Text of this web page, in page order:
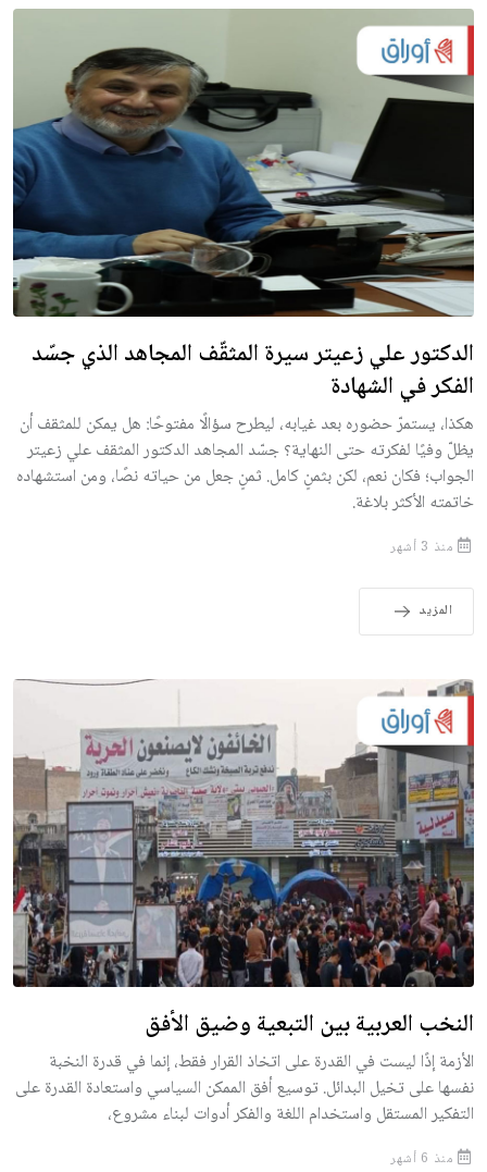
الدكتور علي زعيتر سيرة المثقّف المجاهد الذي جسّد
الفكر في الشهادة
هكذا، يستمرّ حضوره بعد غيابه، ليطرح سؤالًا مفتوحًا: هل يمكن للمثقف أن
يظلّ وفيًا لفكرته حتى النهاية؟ جسّد المجاهد الدكتور المثقف علي زعيتر
الجواب؛ فكان نعم، لكن بثمنٍ كامل. ثمنٍ جعل من حياته نصًا، ومن استشهاده
خاتمته الأكثر بلاغة.
منذ 3 أشهر
المزيد
النخب العربية بين التبعية وضيق الأفق
الأزمة إذًا ليست في القدرة على اتخاذ القرار فقط، إنما في قدرة النخبة
نفسها على تخيل البدائل. توسيع أفق الممكن السياسي واستعادة القدرة على
التفكير المستقل واستخدام اللغة والفكر أدوات لبناء مشروع،
منذ 6 أشهر